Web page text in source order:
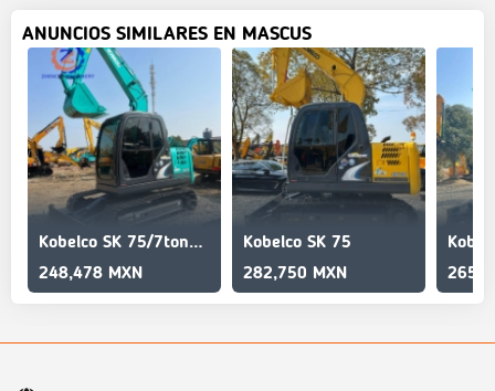
ANUNCIOS SIMILARES EN MASCUS
Kobelco SK 75/7tons/mini sized/Quality assured/90%new
248,478 MXN
Kobelco SK 75
282,750 MXN